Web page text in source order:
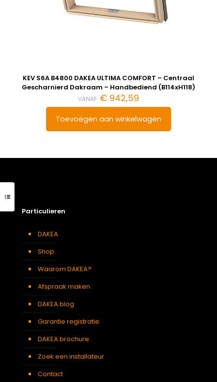
KEV S6A B4800 DAKEA ULTIMA COMFORT – Centraal
Gescharnierd Dakraam – Handbediend (B114xH118)
VANAF: € 942,59
Toevoegen aan winkelwagen
Particulieren
DAKEA
Shop
Waarom DAKEA?
Afspraak maken
DAKEA blog
Garantie registratie
DAKEA brochure
Zoek een installateur
Contact